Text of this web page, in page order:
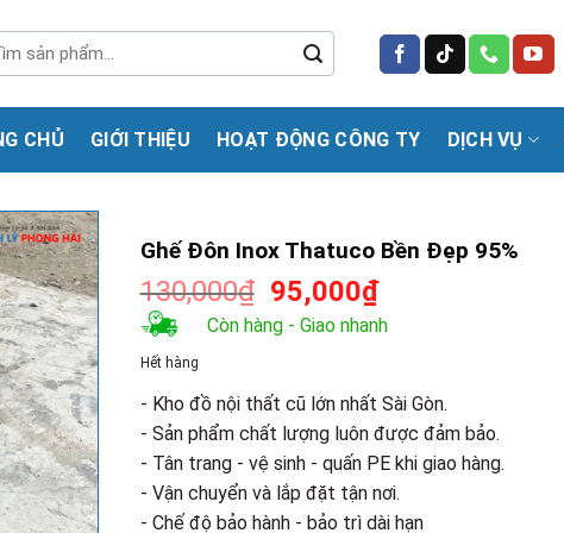
CHỦ GIỚI THIỆU HOẠT ĐỘNG CÔNG TY DỊCH VỤ
Ghế Đôn Inox Thatuco Bền Đẹp 95%
130,000₫ Giá
gốc
là:
95,000₫Giá
hiện
95,000₫.
Còn hàng - Giao nhanh
Hết hàng
- Kho đồ nội thất cũ lớn nhất Sài Gòn.
- Sản phẩm chất lượng luôn được đảm bảo.
- Tân trang - vệ sinh - quấn PE khi giao hàng.
- Vận chuyển và lắp đặt tận nơi.
- Chế độ bảo hành - bảo trì dài hạn